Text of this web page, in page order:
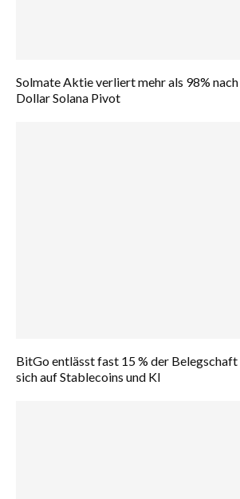
Solmate Aktie verliert mehr als 98%
Dollar Solana Pivot
BitGo entlässt fast 15 % der
sich auf Stablecoins und KI